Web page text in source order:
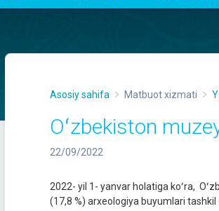
Asosiy sahifa Matbuot xizmati
Oʻzbekiston
22/09/2022
2022- yil 1- yanvar holatiga koʻra,
(17,8 %) arxeologiya buyumlari tashkil